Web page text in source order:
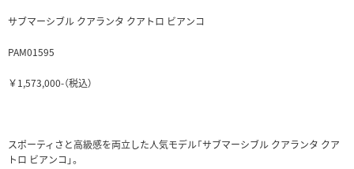
サブマーシブル クアランタ クアトロ ビアンコ
PAM01595
￥1,573,000-（税込）
スポーティさと高級感を両立した人気モデル「サブマーシブル クアランタ クア
トロ ビアンコ」。